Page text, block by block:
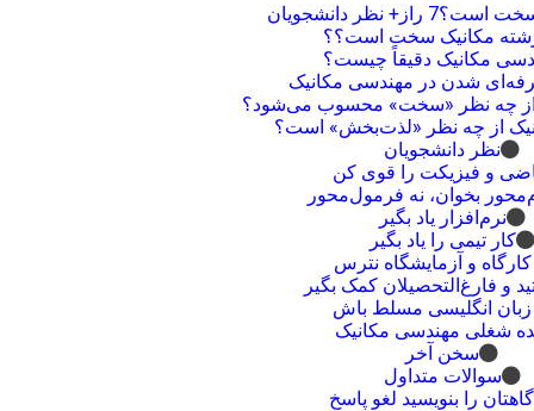
نظر دانشجویان
رشته مکانیک سخت است؟؟
مکانیک دقیقاً چیست؟
شدن در مهندسی مکانیک
از چه نظر «سخت» محسوب می‌شود؟
از چه نظر «لذت‌بخش» است؟
نظر دانشجویان
و فیزیکت را قوی کن
بخوان، نه فرمول‌محور
نرم‌افزار یاد بگیر
کار تیمی را یاد بگیر
کارگاه و آزمایشگاه نترس
و فارغ‌التحصیلان کمک بگیر
زبان انگلیسی مسلط باش
شغلی مهندسی مکانیک
سخن آخر
سوالات متداول
را بنویسید لغو پاسخ